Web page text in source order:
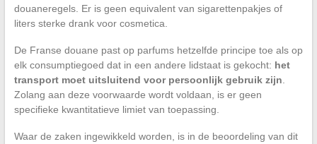
douaneregels. Er is geen equivalent van sigarettenpakjes of
liters sterke drank voor cosmetica.
De Franse douane past op parfums hetzelfde principe toe als op
elk consumptiegoed dat in een andere lidstaat is gekocht: het
transport moet uitsluitend voor persoonlijk gebruik zijn
Zolang aan deze voorwaarde wordt voldaan, is er geen
specifieke kwantitatieve limiet van toepassing.
Waar de zaken ingewikkeld worden, is in de beoordeling van dit